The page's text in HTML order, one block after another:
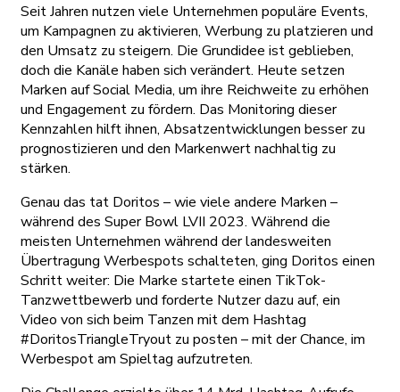
Seit Jahren nutzen viele Unternehmen populäre Events,
um Kampagnen zu aktivieren, Werbung zu platzieren und
den Umsatz zu steigern. Die Grundidee ist geblieben,
doch die Kanäle haben sich verändert. Heute setzen
Marken auf Social Media, um ihre Reichweite zu erhöhen
und Engagement zu fördern. Das Monitoring dieser
Kennzahlen hilft ihnen, Absatzentwicklungen besser zu
prognostizieren und den Markenwert nachhaltig zu
stärken.
Genau das tat Doritos – wie viele andere Marken –
während des Super Bowl LVII 2023. Während die
meisten Unternehmen während der landesweiten
Übertragung Werbespots schalteten, ging Doritos einen
Schritt weiter: Die Marke startete einen TikTok-
Tanzwettbewerb und forderte Nutzer dazu auf, ein
Video von sich beim Tanzen mit dem Hashtag
#DoritosTriangleTryout zu posten – mit der Chance, im
Werbespot am Spieltag aufzutreten.